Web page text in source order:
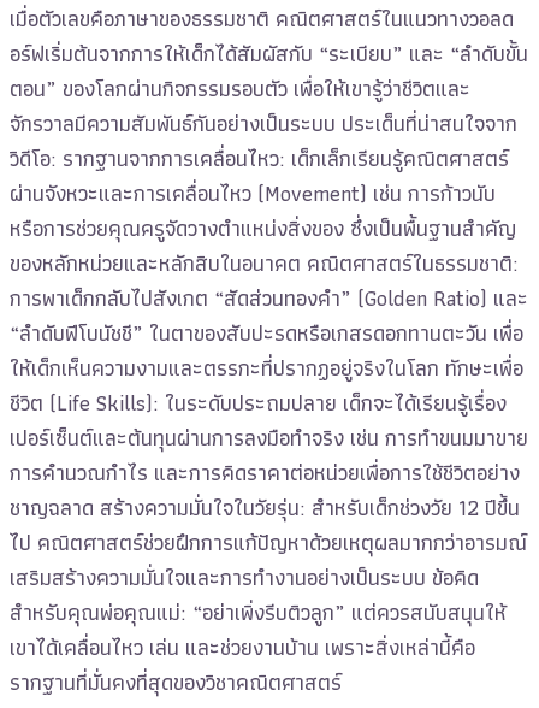
เมื่อตัวเลขคือภาษาของธรรมชาติ คณิตศาสตร์ในแนวทางวอลด
อร์ฟเริ่มต้นจากการให้เด็กได้สัมผัสกับ “ระเบียบ” และ “ลำดับขั้น
ตอน” ของโลกผ่านกิจกรรมรอบตัว เพื่อให้เขารู้ว่าชีวิตและ
จักรวาลมีความสัมพันธ์กันอย่างเป็นระบบ ประเด็นที่น่าสนใจจาก
วิดีโอ: รากฐานจากการเคลื่อนไหว: เด็กเล็กเรียนรู้คณิตศาสตร์
ผ่านจังหวะและการเคลื่อนไหว (Movement) เช่น การก้าวนับ
หรือการช่วยคุณครูจัดวางตำแหน่งสิ่งของ ซึ่งเป็นพื้นฐานสำคัญ
ของหลักหน่วยและหลักสิบในอนาคต คณิตศาสตร์ในธรรมชาติ:
การพาเด็กกลับไปสังเกต “สัดส่วนทองคำ” (Golden Ratio) และ
“ลำดับฟีโบนัชชี” ในตาของสับปะรดหรือเกสรดอกทานตะวัน เพื่อ
ให้เด็กเห็นความงามและตรรกะที่ปรากฏอยู่จริงในโลก ทักษะเพื่อ
ชีวิต (Life Skills): ในระดับประถมปลาย เด็กจะได้เรียนรู้เรื่อง
เปอร์เซ็นต์และต้นทุนผ่านการลงมือทำจริง เช่น การทำขนมมาขาย
การคำนวณกำไร และการคิดราคาต่อหน่วยเพื่อการใช้ชีวิตอย่าง
ชาญฉลาด สร้างความมั่นใจในวัยรุ่น: สำหรับเด็กช่วงวัย 12 ปีขึ้น
ไป คณิตศาสตร์ช่วยฝึกการแก้ปัญหาด้วยเหตุผลมากกว่าอารมณ์
เสริมสร้างความมั่นใจและการทำงานอย่างเป็นระบบ ข้อคิด
สำหรับคุณพ่อคุณแม่: “อย่าเพิ่งรีบติวลูก” แต่ควรสนับสนุนให้
เขาได้เคลื่อนไหว เล่น และช่วยงานบ้าน เพราะสิ่งเหล่านี้คือ
รากฐานที่มั่นคงที่สุดของวิชาคณิตศาสตร์